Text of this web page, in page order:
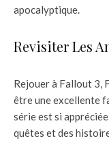
apocalyptique.
Revisiter Les
Rejouer à Fallout 3,
être une excellente
série est si
quêtes et des